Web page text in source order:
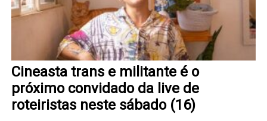
Cineasta trans e militante é o
próximo convidado da live de
roteiristas neste sábado (16)